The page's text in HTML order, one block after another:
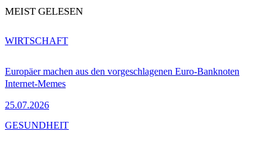
MEIST GELESEN
Europäer machen aus den vorgeschlagenen Euro-Banknoten
Internet-Memes
25.07.2026
WIRTSCHAFT
GESUNDHEIT